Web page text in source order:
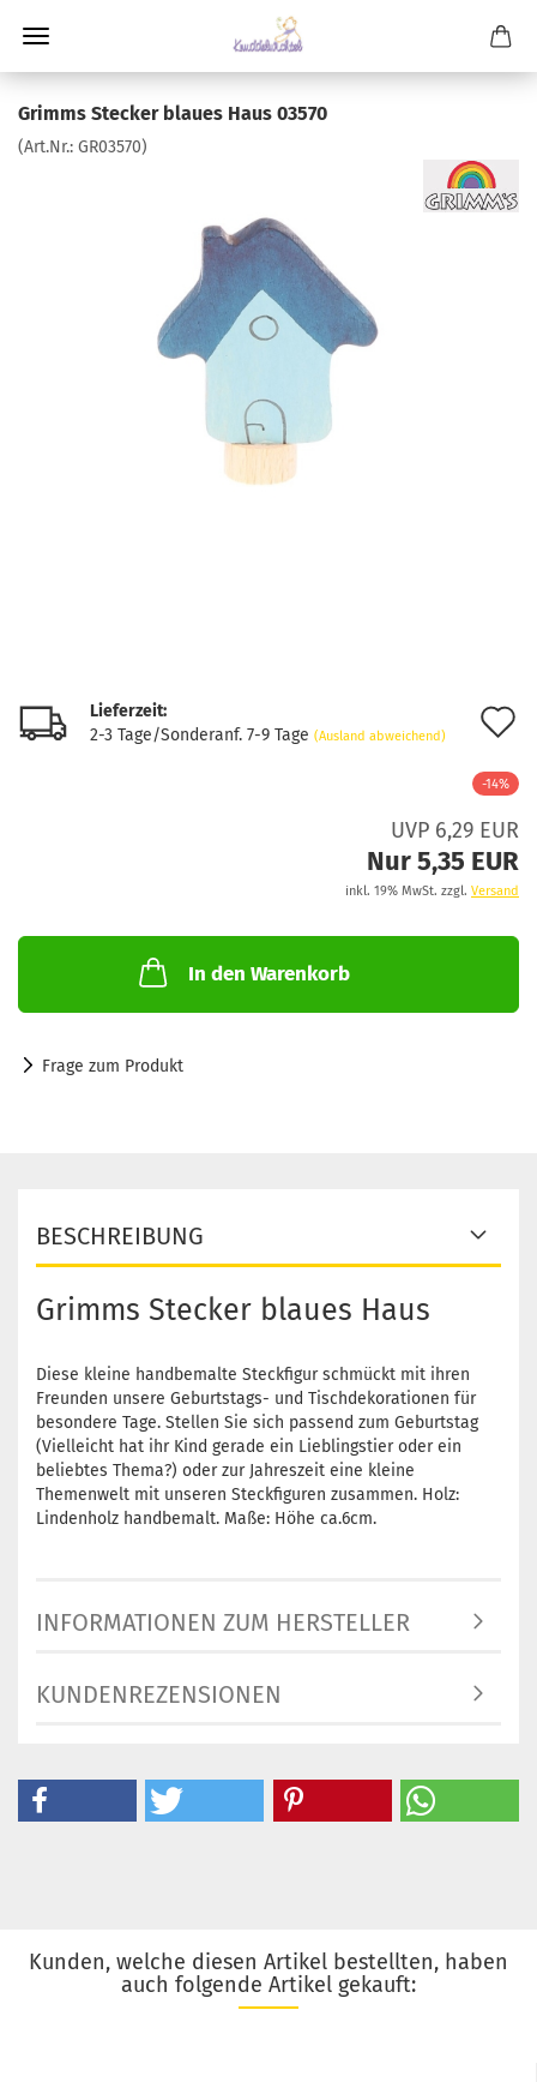
Grimms Stecker blaues Haus 03570
(Art.Nr.: GR03570)
Lieferzeit:
2-3 Tage/Sonderanf. 7-9 Tage (Ausland abweichend)
-14%
UVP 6,29 EUR
Nur 5,35 EUR
inkl. 19% MwSt. zzgl. Versand
In den Warenkorb
Frage zum Produkt
BESCHREIBUNG
Grimms Stecker blaues Haus
Diese kleine handbemalte Steckfigur schmückt mit ihren
Freunden unsere Geburtstags- und Tischdekorationen für
besondere Tage. Stellen Sie sich passend zum Geburtstag
(Vielleicht hat ihr Kind gerade ein Lieblingstier oder ein
beliebtes Thema?) oder zur Jahreszeit eine kleine
Themenwelt mit unseren Steckfiguren zusammen. Holz:
Lindenholz handbemalt. Maße: Höhe ca.6cm.
INFORMATIONEN ZUM HERSTELLER
KUNDENREZENSIONEN
Kunden, welche diesen Artikel bestellten, haben
auch folgende Artikel gekauft: